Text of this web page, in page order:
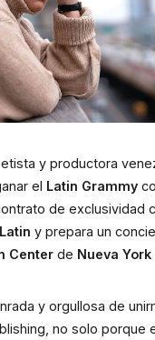
y productora
el Latin Grammy
de exclusividad
y prepara un
Center de Nueva York
y orgullosa de
no solo porque